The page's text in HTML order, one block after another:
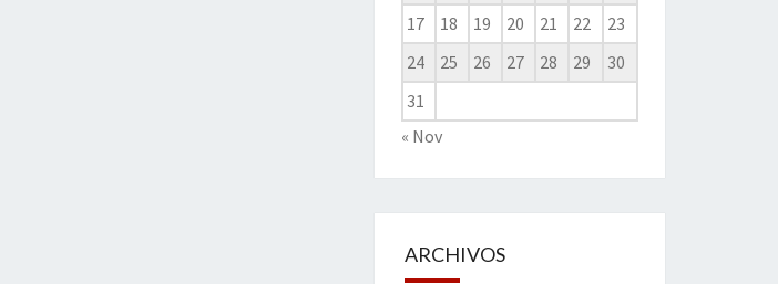
17
18 19 20 21 22
23
24
25 26 27 28 29
30
31
« Nov
ARCHIVOS